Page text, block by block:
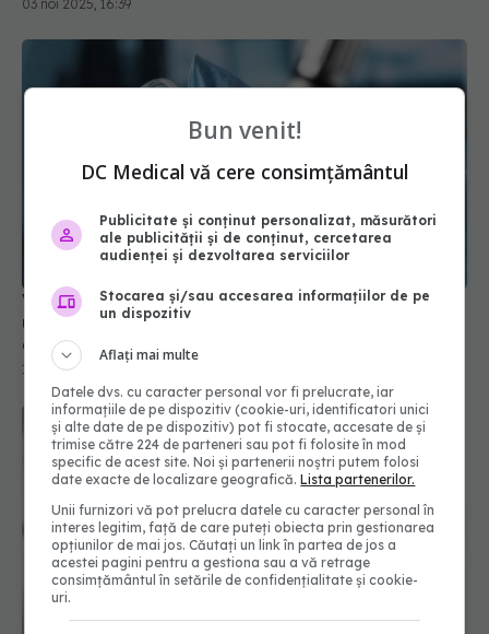
Vaccinul Epigraph, pas major spre imunizarea
universală împotriva gripei umane, porcine și
14 mai 2025, 11:52
Anglia lansează prima campanie mondială de
vaccinare împotriva gonoreei
Bun venit!
DC Medical vă cere consimțământul
Publicitate și conținut personalizat, măsurători
ale publicității și de conținut, cercetarea
audienței și dezvoltarea serviciilor
Stocarea și/sau accesarea informațiilor de pe
un dispozitiv
Aflați mai multe
Datele dvs. cu caracter personal vor fi prelucrate, iar
informațiile de pe dispozitiv (cookie-uri, identificatori unici
și alte date de pe dispozitiv) pot fi stocate, accesate de și
trimise către 224 de parteneri sau pot fi folosite în mod
specific de acest site. Noi și partenerii noștri putem folosi
date exacte de localizare geografică.Lista partenerilor.
Unii furnizori vă pot prelucra datele cu caracter personal în
interes legitim, față de care puteți obiecta prin gestionarea
opțiunilor de mai jos. Căutați un link în partea de jos a
acestei pagini pentru a gestiona sau a vă retrage
consimțământul în setările de confidențialitate și cookie-
uri.